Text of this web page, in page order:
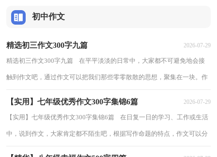
初中作文
精选初三作文300字九篇 2026-07-29
精选初三作文300字九篇 在平平淡淡的日常中，大家都不可避免地会接
触到作文吧，通过作文可以把我们那些零零散散的思想，聚集在一块。作
【实用】七年级优秀作文300字集锦6篇 2026-07-29
【实用】七年级优秀作文300字集锦6篇 在日复一日的学习、工作或生活
中，说到作文，大家肯定都不陌生吧，根据写作命题的特点，作文可以分